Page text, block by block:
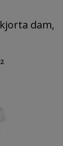
dam,